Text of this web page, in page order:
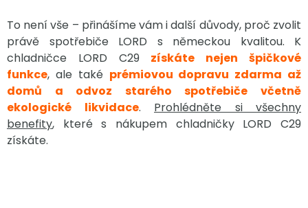
To není vše – přinášíme vám i další důvody, proč zvolit
právě spotřebiče LORD s německou kvalitou. K
chladničce LORD C29 získáte nejen špičkové
funkce, ale také prémiovou dopravu zdarma až
domů a odvoz starého spotřebiče včetně
ekologické likvidace. Prohlédněte si všechny
benefity, které s nákupem chladničky LORD C29
získáte.